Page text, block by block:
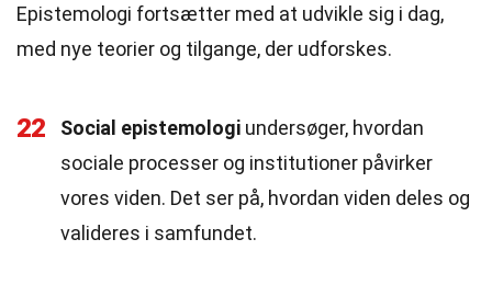
Epistemologi fortsætter med at udvikle sig i dag,
med nye teorier og tilgange, der udforskes.
22 Social epistemologi undersøger, hvordan
sociale processer og institutioner påvirker
vores viden. Det ser på, hvordan viden deles og
valideres i samfundet.